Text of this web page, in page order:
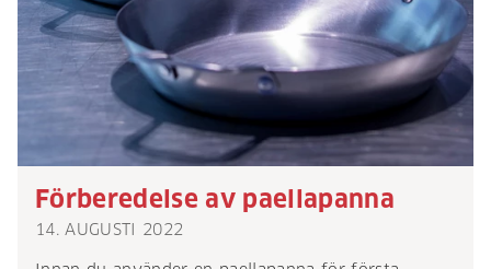
Förberedelse av paellapanna
14. AUGUSTI 2022